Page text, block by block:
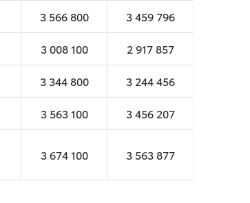
3 566 800 3 459 796
3 008 100 2 917 857
3 344 800 3 244 456
3 563 100 3 456 207
3 674 100 3 563 877